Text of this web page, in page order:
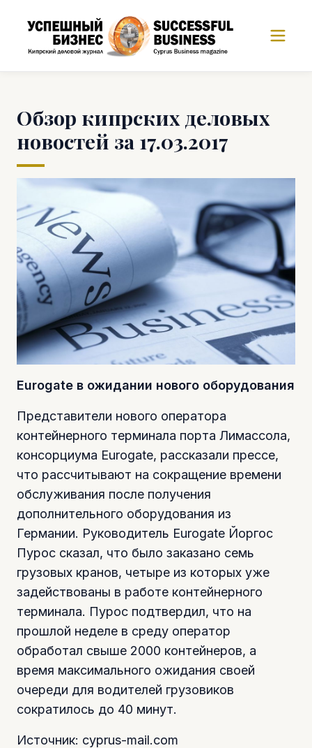
Обзор кипрских деловых
новостей за 17.03.2017
Eurogate в ожидании нового оборудования
Представители нового оператора
контейнерного терминала порта Лимассола,
консорциума Eurogate, рассказали прессе,
что рассчитывают на сокращение времени
обслуживания после получения
дополнительного оборудования из
Германии. Руководитель Eurogate Йоргос
Пурос сказал, что было заказано семь
грузовых кранов, четыре из которых уже
задействованы в работе контейнерного
терминала. Пурос подтвердил, что на
прошлой неделе в среду оператор
обработал свыше 2000 контейнеров, а
время максимального ожидания своей
очереди для водителей грузовиков
сократилось до 40 минут.
Источник: cyprus-mail.com